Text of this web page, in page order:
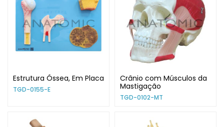
Estrutura Óssea, Em Placa
TGD-0155-E
Crânio com Músculos da
Mastigação
TGD-0102-MT